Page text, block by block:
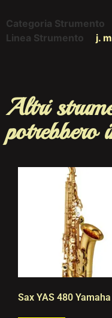
Categoria Strumento
Linea Strumento
j.
Altri
potrebbero
Sax YAS 480 Yamaha